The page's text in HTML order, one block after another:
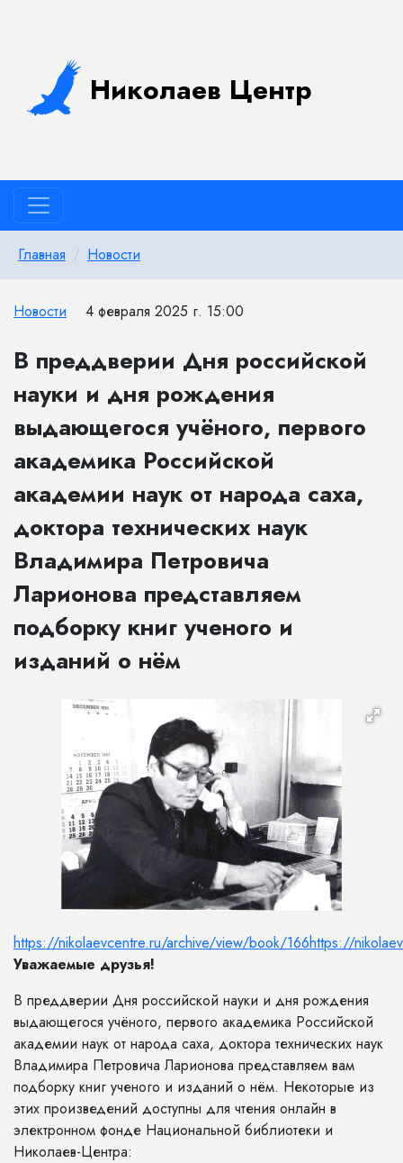
Николаев Центр
Главная Новости
Новости 4 февраля 2025 г. 15:00
В преддверии Дня российской
науки и дня рождения
выдающегося учёного, первого
академика Российской
академии наук от народа саха,
доктора технических наук
Владимира Петровича
Ларионова представляем
подборку книг ученого и
изданий о нём
https://nikolaevcentre.ru/archive/view/book/166https://
Уважаемые друзья!
В преддверии Дня российской науки и дня рождения
выдающегося учёного, первого академика Российской
академии наук от народа саха, доктора технических наук
Владимира Петровича Ларионова представляем вам
подборку книг ученого и изданий о нём. Некоторые из
этих произведений доступны для чтения онлайн в
электронном фонде Национальной библиотеки и
Николаев-Центра: